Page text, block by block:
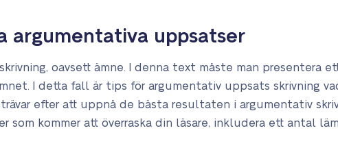
argumentativa uppsatser
oavsett ämne. I denna text måste man presentera
I detta fall är tips för argumentativ uppsats skrivning
efter att uppnå de bästa resultaten i argumentativ
som kommer att överraska din läsare, inkludera ett antal